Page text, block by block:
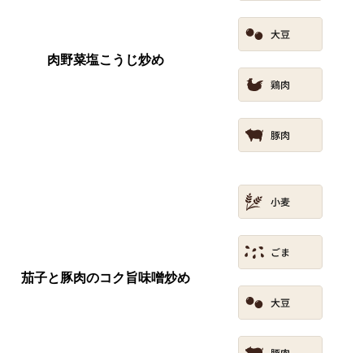
肉野菜塩こうじ炒め
茄子と豚肉のコク旨味噌炒め